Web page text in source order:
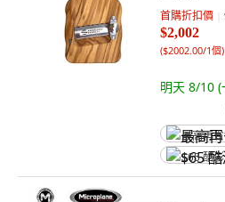
首購折扣價
$2,002
($2002.00/1個)
明天 8/10 (
最高再
$65 酷